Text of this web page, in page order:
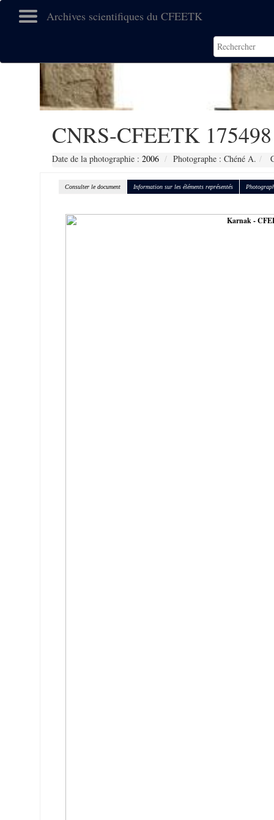
Archives scientifiques du CFEETK
CNRS-CFEETK 175498
Date de la photographie : 2006 Photographe : Chéné A.
Consulter le document Information sur les éléments représentés